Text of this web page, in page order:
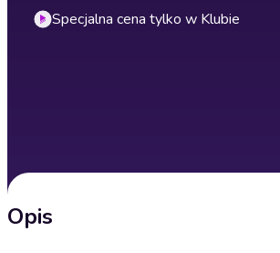
Specjalna cena tylko w Klubie
Opis